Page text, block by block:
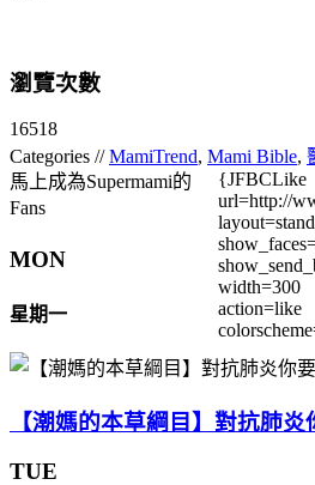
瀏覽次數
16518
Categories //MamiTrend, Mami Bible,
馬上成為Supermami的
Fans
{JFBCLike
url=http://
width=300
action=like
MON
星期一
【潮媽的本草綱目】對抗肺炎
TUE